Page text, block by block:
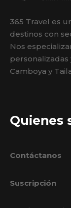
365 Travel es
destinos con
Nos
personalizadas
Camboya y
Quienes
Contáctanos
Suscripción